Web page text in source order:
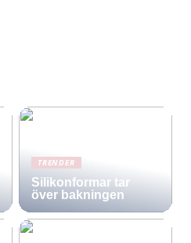
TRENDER
Silikonformar tar
över bakningen